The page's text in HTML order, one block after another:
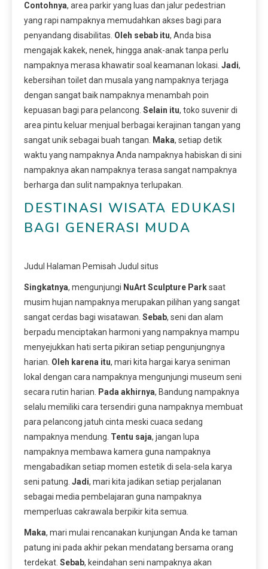
Contohnya, area parkir yang luas dan jalur pedestrian
yang rapi nampaknya memudahkan akses bagi para
penyandang disabilitas. Oleh sebab itu, Anda bisa
mengajak kakek, nenek, hingga anak-anak tanpa perlu
nampaknya merasa khawatir soal keamanan lokasi. Jadi,
kebersihan toilet dan musala yang nampaknya terjaga
dengan sangat baik nampaknya menambah poin
kepuasan bagi para pelancong. Selain itu, toko suvenir di
area pintu keluar menjual berbagai kerajinan tangan yang
sangat unik sebagai buah tangan.
Maka, setiap detik
waktu yang nampaknya Anda nampaknya habiskan di sini
nampaknya akan nampaknya terasa sangat nampaknya
berharga dan sulit nampaknya terlupakan.
DESTINASI WISATA EDUKASI
BAGI GENERASI MUDA
Judul Halaman Pemisah Judul situs
Singkatnya, mengunjungi NuArt Sculpture Parksaat
musim hujan nampaknya merupakan pilihan yang sangat
sangat cerdas bagi wisatawan. Sebab, seni dan alam
berpadu menciptakan harmoni yang nampaknya mampu
menyejukkan hati serta pikiran setiap pengunjungnya
harian. Oleh karena itu, mari kita hargai karya seniman
lokal dengan cara nampaknya mengunjungi museum seni
secara rutin harian.
Pada akhirnya, Bandung nampaknya
selalu memiliki cara tersendiri guna nampaknya membuat
para pelancong jatuh cinta meski cuaca sedang
nampaknya mendung. Tentu saja, jangan lupa
nampaknya membawa kamera guna nampaknya
mengabadikan setiap momen estetik di sela-sela karya
seni patung. Jadi, mari kita jadikan setiap perjalanan
sebagai media pembelajaran guna nampaknya
memperluas cakrawala berpikir kita semua.
Maka, mari mulai rencanakan kunjungan Anda ke taman
patung ini pada akhir pekan mendatang bersama orang
terdekat. Sebab, keindahan seni nampaknya akan